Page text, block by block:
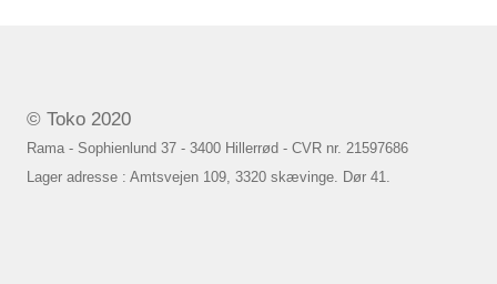
© Toko 2020
Rama - Sophienlund 37 - 3400 Hillerrød - CVR nr. 21597686
Lager adresse : Amtsvejen 109, 3320 skævinge. Dør 41.